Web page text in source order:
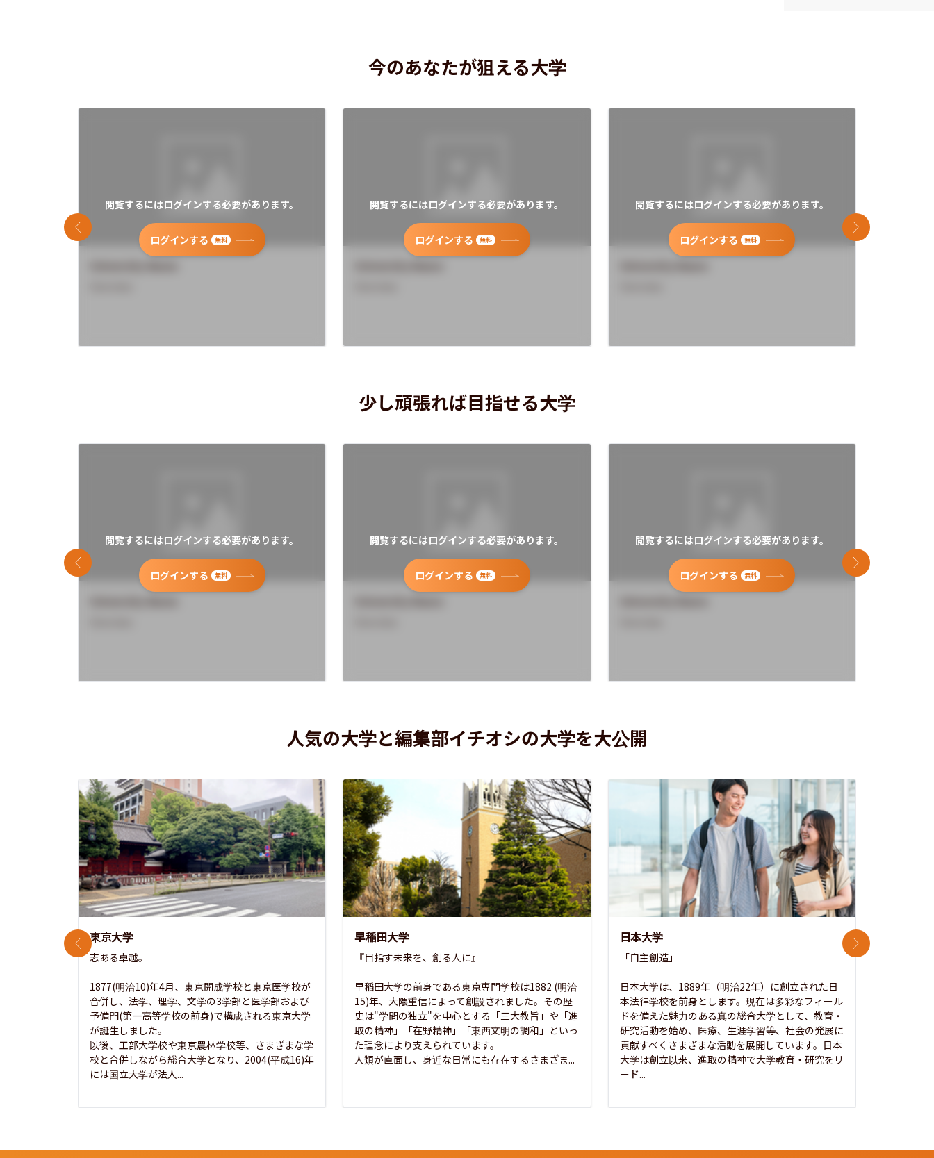
今のあなたが狙える大学
閲覧するにはログインする必要があります。
ログインする 無料
閲覧するにはログインする必要があります。
ログインする 無料
閲覧するにはログインする必要があります。
ログインする 無料
前のスライド 次のスライド
少し頑張れば目指せる大学
閲覧するにはログインする必要があります。
ログインする 無料
閲覧するにはログインする必要があります。
ログインする 無料
閲覧するにはログインする必要があります。
ログインする 無料
前のスライド 次のスライド
人気の大学と編集部イチオシの大学を大公開
東京大学
志ある卓越。
1877(明治10)年4月、東京開成学校と東京医学校が
合併し、法学、理学、文学の3学部と医学部および
予備門(第一高等学校の前身)で構成される東京大学
が誕生しました。
以後、工部大学校や東京農林学校等、さまざまな学
校と合併しながら総合大学となり、2004(平成16)年
には国立大学が法人...
早稲田大学
『目指す未来を、創る人に』
早稲田大学の前身である東京専門学校は1882 (明治
15)年、大隈重信によって創設されました。その歴
史は"学問の独立"を中心とする「三大教旨」や「進
取の精神」「在野精神」「東西文明の調和」といっ
た理念により支えられています。
人類が直面し、身近な日常にも存在するさまざま...
日本大学
「自主創造」
日本大学は、1889年（明治22年）に創立された日
本法律学校を前身とします。現在は多彩なフィール
ドを備えた魅力のある真の総合大学として、教育・
研究活動を始め、医療、生涯学習等、社会の発展に
貢献すべくさまざまな活動を展開しています。日本
大学は創立以来、進取の精神で大学教育・研究をリ
ード...
前のスライド 次のスライド